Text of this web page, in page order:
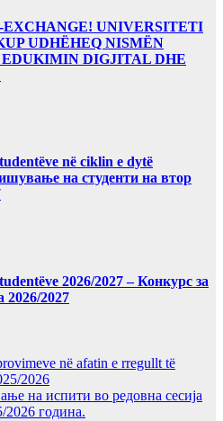
UNIVERSITETI
UDHËHEQ NISMËN
DIGJITAL DHE
në ciklin e dytë
на студенти на втор
2026/2027 – Конкурс за
2026/2027
në afatin e rregullt të
2026
на испити во редовна сесија
2026 година.